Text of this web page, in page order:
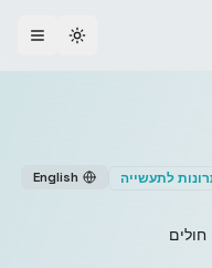
theme
לתעשייה English